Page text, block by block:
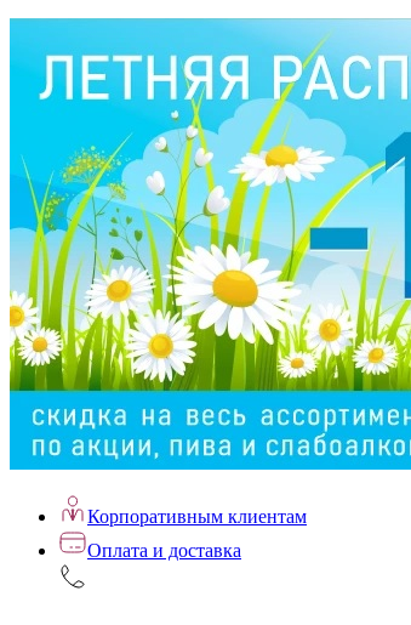
Корпоративным клиентам
Оплата и доставка